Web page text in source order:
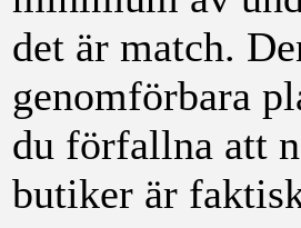
det är match.
genomförbara
du förfallna att
butiker är